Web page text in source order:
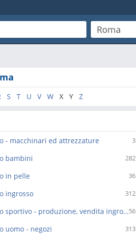
S T U V W X Y Z
3
- macchinari ed attrezzature
282
bambini
36
in pelle
312
ingrosso
56
Abbigliamento sportivo - produzione, vendita ingrosso
313
uomo - negozi